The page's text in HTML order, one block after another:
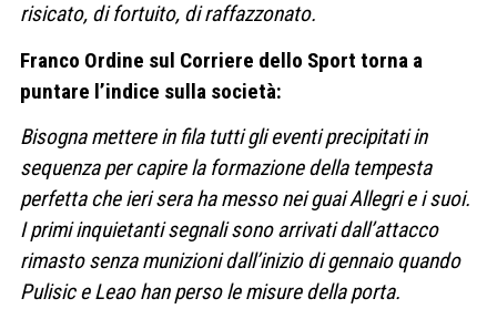
risicato, di fortuito, di raffazzonato.
Franco Ordine sul Corriere dello Sport torna a
puntare l’indice sulla società:
Bisogna mettere in fila tutti gli eventi precipitati in
sequenza per capire la formazione della tempesta
perfetta che ieri sera ha messo nei guai Allegri e i suoi.
I primi inquietanti segnali sono arrivati dall’attacco
rimasto senza munizioni dall’inizio di gennaio quando
Pulisic e Leao han perso le misure della porta.